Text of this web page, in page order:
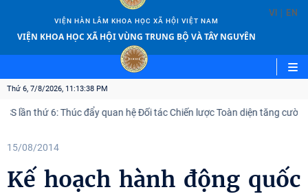
VIỆN HÀN LÂM KHOA HỌC XÃ HỘI VIỆT NAM
VIỆN KHOA HỌC XÃ HỘI VÙNG TRUNG BỘ VÀ TÂY NGUYÊN
VI | EN
Thứ 6, 7/8/2026, 11:13:39 PM
thứ 6: Thúc đẩy quan hệ Đối tác Chiến lược Toàn diện tăng cường
15/08/2014
Kế hoạch hành động quốc